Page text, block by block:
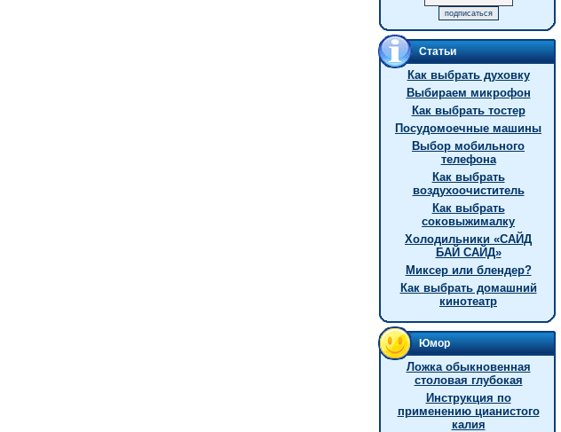
Статьи
Как выбрать духовку
Выбираем микрофон
Как выбрать тостер
Посудомоечные машины
Выбор мобильного
телефона
Как выбрать
воздухоочиститель
Как выбрать
соковыжималку
Холодильники «САЙД
БАЙ САЙД»
Миксер или блендер?
Как выбрать домашний
кинотеатр
Юмор
Ложка обыкновенная
столовая глубокая
Инстpукция по
пpименению цианистого
калия